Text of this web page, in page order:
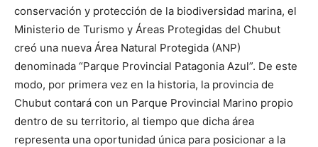
conservación y protección de la biodiversidad marina, el
Ministerio de Turismo y Áreas Protegidas del Chubut
creó una nueva Área Natural Protegida (ANP)
denominada “Parque Provincial Patagonia Azul”. De este
modo, por primera vez en la historia, la provincia de
Chubut contará con un Parque Provincial Marino propio
dentro de su territorio, al tiempo que dicha área
representa una oportunidad única para posicionar a la